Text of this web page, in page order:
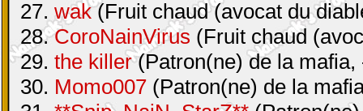
27. wak(Fruit chaud (avocat du
28.CoroNainVirus (Fruit chaud
29. the killer(Patron(ne) de la mafia,
30. Momo007 (Patron(ne) de la